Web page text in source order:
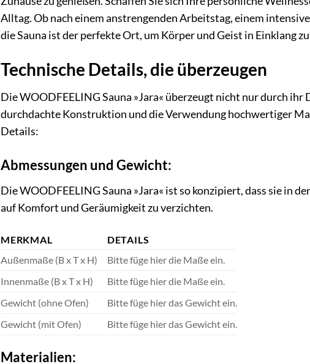
Alltag. Ob nach einem anstrengenden Arbeitstag, einem
die Sauna ist der perfekte Ort, um Körper und Geist in Einklang
Technische Details, die überzeugen
Die WOODFEELING Sauna »Jara« überzeugt nicht nur durch
durchdachte Konstruktion und die Verwendung hochwertiger
Details:
Abmessungen und Gewicht:
Die WOODFEELING Sauna »Jara« ist so konzipiert, dass sie in
auf Komfort und Geräumigkeit zu verzichten.
MERKMAL
DETAILS
Außenmaße (B x T x H)
Bitte füge hier die Maße ein.
Innenmaße (B x T x H)
Bitte füge hier die Maße ein.
Gewicht (ohne Ofen)
Bitte füge hier das Gewicht ein.
Gewicht (mit Ofen)
Bitte füge hier das Gewicht ein.
Materialien: